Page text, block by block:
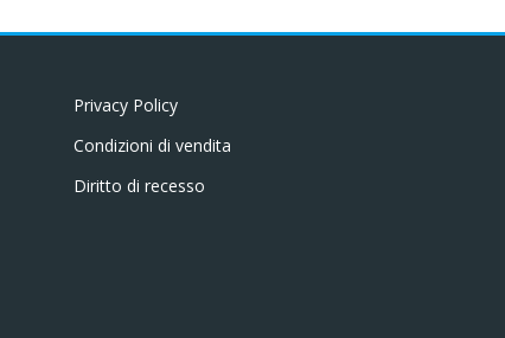
Privacy Policy
Condizioni di vendita
Diritto di recesso